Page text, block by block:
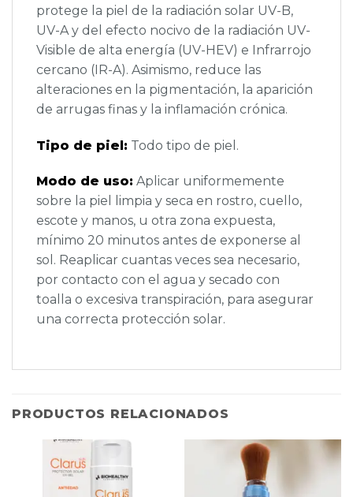
protege la piel de la radiación solar UV-B,
UV-A y del efecto nocivo de la radiación UV-
Visible de alta energía (UV-HEV) e Infrarrojo
cercano (IR-A). Asimismo, reduce las
alteraciones en la pigmentación, la aparición
de arrugas finas y la inflamación crónica.
Tipo de piel: Todo tipo de piel.
Modo de uso: Aplicar uniformemente
sobre la piel limpia y seca en rostro, cuello,
escote y manos, u otra zona expuesta,
mínimo 20 minutos antes de exponerse al
sol. Reaplicar cuantas veces sea necesario,
por contacto con el agua y secado con
toalla o excesiva transpiración, para asegurar
una correcta protección solar.
PRODUCTOS RELACIONADOS